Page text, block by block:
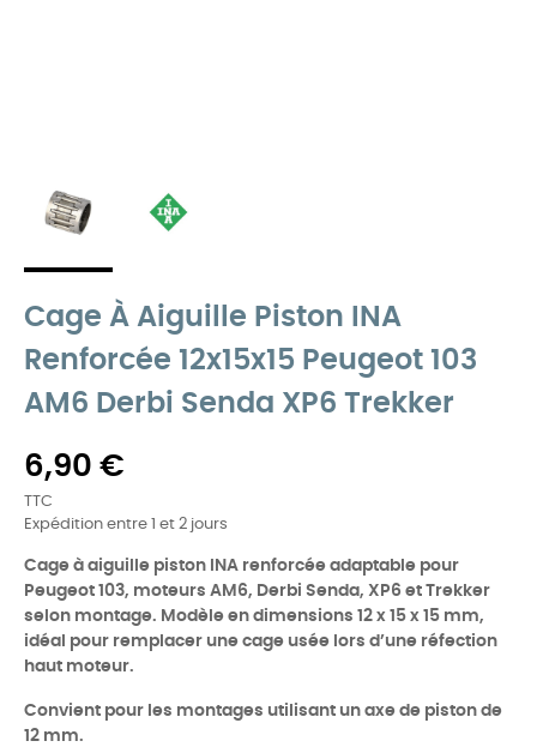
Cage À Aiguille Piston INA
Renforcée 12x15x15 Peugeot 103
AM6 Derbi Senda XP6 Trekker
6,90 €
TTC
Expédition entre 1 et 2 jours
Cage à aiguille piston INA renforcée adaptable pour
Peugeot 103, moteurs AM6, Derbi Senda, XP6 et Trekker
selon montage. Modèle en dimensions 12 x 15 x 15 mm,
idéal pour remplacer une cage usée lors d’une réfection
haut moteur.
Convient pour les montages utilisant un axe de piston de
12 mm.